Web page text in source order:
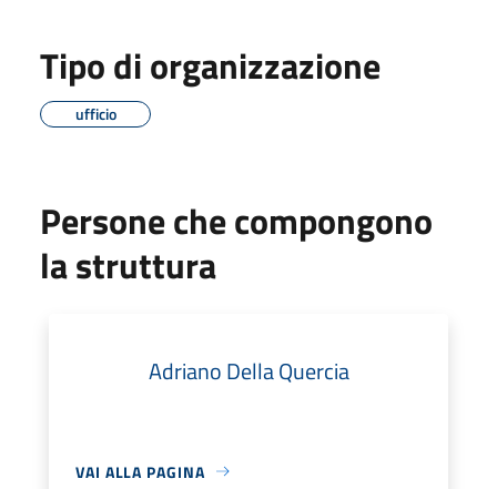
Tipo di organizzazione
ufficio
Persone che compongono
la struttura
Adriano Della Quercia
VAI ALLA PAGINA